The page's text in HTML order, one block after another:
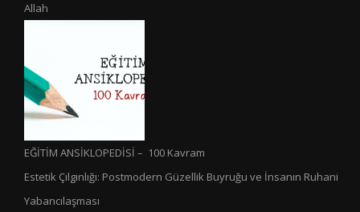
Allah
EĞİTİM ANSİKLOPEDİSİ – 100 Kavram
Estetik Çılgınlığı: Postmodern Güzellik Buyruğu ve İnsanın Ruhani
Yabancılaşması